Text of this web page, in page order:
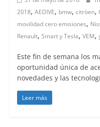
2018, AEDIVE, bmw, citröen,
movilidad cero emisiones,
Renault, Smart y Tesla, VEM,
Este fin de semana los
oportunidad única de
novedades y las
Leer más